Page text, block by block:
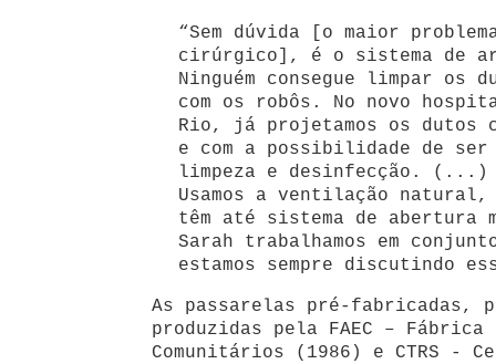
“Sem dúvida [o maior
cirúrgico], é o sistema de
Ninguém consegue limpar os
com os robôs. No novo
Rio, já projetamos os dutos
e com a possibilidade de ser
limpeza e desinfecção. (...)
Usamos a ventilação
têm até sistema de abertura
Sarah trabalhamos em
estamos sempre discutindo
As passarelas pré-fabricadas,
produzidas pela FAEC – Fábrica
Comunitários (1986) e CTRS -